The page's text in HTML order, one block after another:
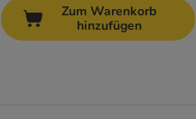
Zum Warenkorb
hinzufügen